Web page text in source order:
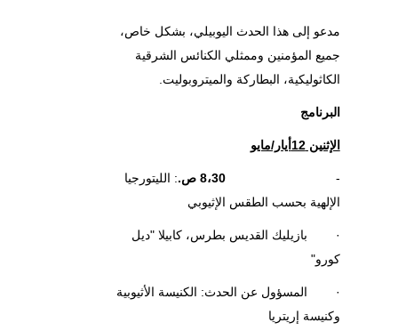
مدعو إلى هذا الحدث اليوبيلي، بشكل خاص،
جميع المؤمنين وممثلي الكنائس الشرقية
الكاثوليكية، البطاركة والميتروبوليت.
البرنامج
الإثنين 12أيار/مايو
-8،30 ص.
: الليتورجيا
الإلهية بحسب الطقس الإثيوبي
· بازيليك القديس بطرس، كابيلا "ديل
كورو"
· المسؤول عن الحدث: الكنيسة الأثيوبية
وكنيسة إريتريا